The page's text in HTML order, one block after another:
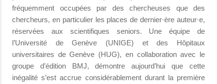
fréquemment occupées par des chercheuses que des
chercheurs, en particulier les places de dernier·ère auteur·e,
réservées aux scientifiques seniors. Une équipe de
l’Université de Genève (UNIGE) et des Hôpitaux
universitaires de Genève (HUG), en collaboration avec le
groupe d’édition BMJ, démontre aujourd’hui que cette
inégalité s’est accrue considérablement durant la première